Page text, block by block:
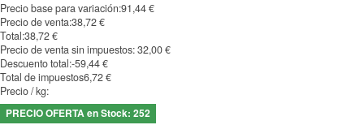
Precio base para variación:91,44 €
Precio de venta:38,72 €
Total:38,72 €
Precio de venta sin impuestos:32,00 €
Descuento total:-59,44 €
Total de impuestos6,72 €
Precio / kg:
PRECIO OFERTA en Stock: 252